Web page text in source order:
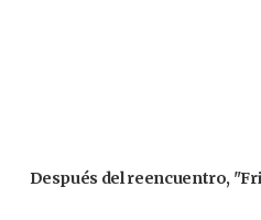
Después del reencuentro,